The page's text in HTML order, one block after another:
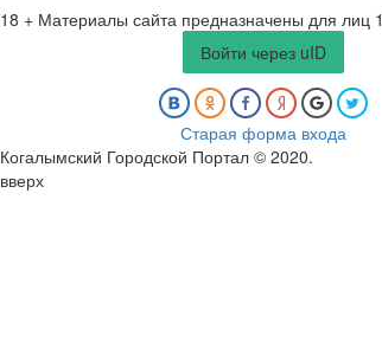
18 + Материалы сайта предназначены для лиц
Войти через uID
Старая форма входа
Когалымский Городской Портал © 2020.
вверх